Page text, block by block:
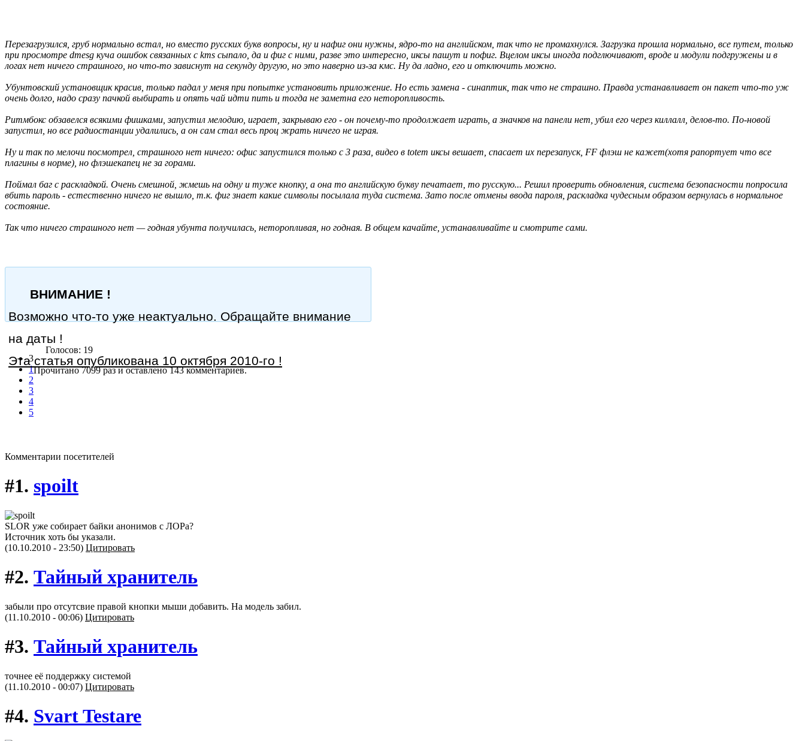
Перезагрузился, груб нормально встал, но вместо русских букв вопросы, ну и нафиг они нужны, ядро-то на английском, так что не промахнулся. Загрузка прошла нормально, все путем, только
при просмотре dmesg куча ошибок связанных с kms сыпало, да и фиг с ними, разве это интересно, иксы пашут и пофиг. Вцелом иксы иногда подглючивают, вроде и модули подгружены и в
логах нет ничего страшного, но что-то зависнут на секунду другую, но это наверно из-за кмс. Ну да ладно, его и отключить можно.
Убунтовский установщик красив, только падал у меня при попытке установить приложение. Но есть замена - синаптик, так что не страшно. Правда устанавливает он пакет что-то уж
очень долго, надо сразу пачкой выбирать и опять чай идти пить и тогда не заметна его неторопливость.
Ритмбокс обзавелся всякими фишками, запустил мелодию, играет, закрываю его - он почему-то продолжает играть, а значков на панели нет, убил его через киллалл, делов-то. По-новой
запустил, но все радиостанции удалились, а он сам стал весь проц жрать ничего не играя.
Ну и так по мелочи посмотрел, страшного нет ничего: офис запустился только с 3 раза, видео в totem иксы вешает, спасает их перезапуск, FF флэш не кажет(хотя рапортует что все
плагины в норме), но флэшекапец не за горами.
Поймал баг с раскладкой. Очень смешной, жмешь на одну и туже кнопку, а она то английскую букву печатает, то русскую... Решил проверить обновления, система безопасности попросила
вбить пароль - естественно ничего не вышло, т.к. фиг знает какие символы посылала туда система. Зато после отмены ввода пароля, раскладка чудесным образом вернулась в нормальное
состояние.
Так что ничего страшного нет — годная убунта получилась, неторопливая, но годная. В общем качайте, устанавливайте и смотрите сами.
ВНИМАНИЕ !
Возможно что-то уже неактуально. Обращайте внимание
на даты !
Эта статья опубликована 10 октября 2010-го !
3
1
2
3
4
5
Голосов: 19
Прочитано 7099 рази оставлено 143 комментариев.
Комментарии посетителей
#1. spoilt
SLOR уже собирает байки анонимов с ЛОРа?
Источник хоть бы указали.
(10.10.2010 - 23:50) Цитировать
#2. Тайный хранитель
забыли про отсутсвие правой кнопки мыши добавить. На модель забил.
(11.10.2010 - 00:06) Цитировать
#3. Тайный хранитель
точнее её поддержку системой
(11.10.2010 - 00:07) Цитировать
#4. Svart Testare